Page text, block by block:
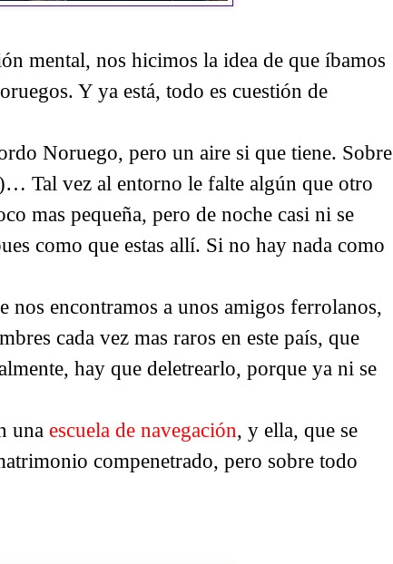
mental, nos hicimos la idea de que íbamos
Y ya está, todo es cuestión de
Noruego, pero un aire si que tiene. Sobre
Tal vez al entorno le falte algún que otro
mas pequeña, pero de noche casi ni se
como que estas allí. Si no hay nada como
nos encontramos a unos amigos ferrolanos,
cada vez mas raros en este país, que
hay que deletrearlo, porque ya ni se
una escuela de navegación, y ella, que se
compenetrado, pero sobre todo